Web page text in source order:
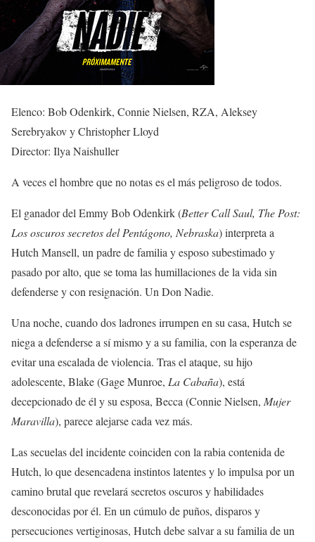
Elenco: Bob Odenkirk, Connie Nielsen, RZA, Aleksey
Serebryakov y Christopher Lloyd
Director: Ilya Naishuller
A veces el hombre que no notas es el más peligroso de todos.
El ganador del Emmy Bob Odenkirk (Better Call Saul, The Post:
Los oscuros secretos del Pentágono, Nebraska) interpreta a
Hutch Mansell, un padre de familia y esposo subestimado y
pasadopor alto, que se toma las humillaciones de la vida sin
defenderse y con resignación. Un Don Nadie.
Una noche, cuando dos ladrones irrumpen en su casa, Hutch se
niega a defenderse a sí mismo y a su familia, con la esperanza de
evitar una escalada de violencia. Tras el ataque, su hijo
adolescente, Blake (Gage Munroe, La Cabaña), está
decepcionado de él y su esposa, Becca (Connie Nielsen, Mujer
Maravilla), parece alejarse cada vez más.
Las secuelas del incidente coinciden con la rabia contenida de
Hutch, lo que desencadena instintos latentes y lo impulsa por un
camino brutal que revelará secretos oscuros y habilidades
desconocidas por él. En un cúmulo de puños, disparos y
persecuciones vertiginosas, Hutch debe salvar a su familia de un